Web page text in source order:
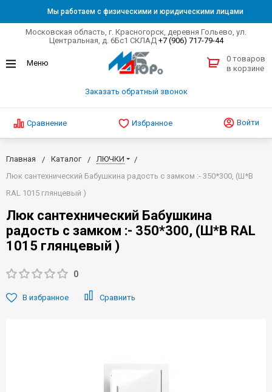
Мы работаем с физическими и юридическими лицами
Московская область, г. Красногорск, деревня Гольево, ул.
Центральная, д. 6Бс1 СКЛАД +7 (906) 717-79-44
Заказать обратный звонок
0 товаров
в корзине
Сравнение Избранное Войти
Главная Каталог
ЛЮЧКИ
Люк сантехнический Бабушкина радость с замком :- 350*300, (Ш*В
RAL 1015 глянцевый )
Люк сантехнический Бабушкина
радость с замком :- 350*300, (Ш*В RAL
1015 глянцевый )
0
В избранное Сравнить